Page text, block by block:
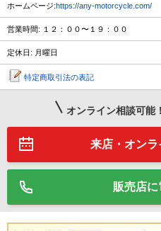
ホームページ:https://any-motorcycle.com/
営業時間: １２：００〜１９：００
定休日: 月曜日
特定商取引法の表記
オンライン相談可能
来店・オン
販売店に